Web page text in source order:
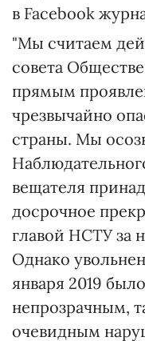
в Facebook
"Мы считаем
совета
прямым
чрезвычайно
страны. Мы
вещателя
досрочное
главой НСТУ за
Однако
января 2019
непрозрачным,
очевидным